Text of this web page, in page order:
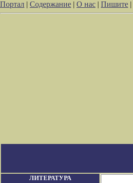
Портал | Содержание | О нас | Пишите |
ЛИТЕРАТУРА